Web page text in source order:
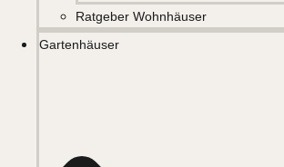
Ratgeber Wohnhäuser
Gartenhäuser